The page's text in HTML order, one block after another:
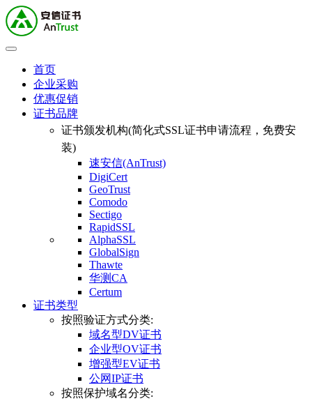
首页
企业采购
优惠促销
证书品牌
证书颁发机构(简化式SSL证书申请流程，免费安
装)
速安信(AnTrust)
DigiCert
GeoTrust
Comodo
Sectigo
RapidSSL
AlphaSSL
GlobalSign
Thawte
华测CA
Certum
证书类型
按照验证方式分类:
域名型DV证书
企业型OV证书
增强型EV证书
公网IP证书
按照保护域名分类: